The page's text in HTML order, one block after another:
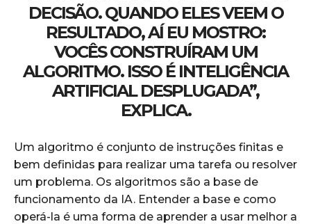
DECISÃO. QUANDO ELES VEEM O
RESULTADO, AÍ EU MOSTRO:
VOCÊS CONSTRUÍRAM UM
ALGORITMO. ISSO É INTELIGÊNCIA
ARTIFICIAL DESPLUGADA”,
EXPLICA.
Um algoritmo é conjunto de instruções finitas e
bem definidas para realizar uma tarefa ou resolver
um problema. Os algoritmos são a base de
funcionamento da IA. Entender a base e como
operá-la é uma forma de aprender a usar melhor a